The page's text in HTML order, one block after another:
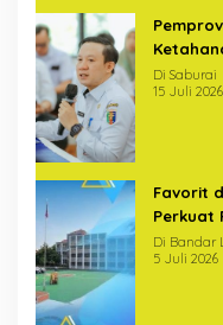
Di Saburai
15 Juli 2026
Favorit
Perkuat
Di Bandar
5 Juli 2026